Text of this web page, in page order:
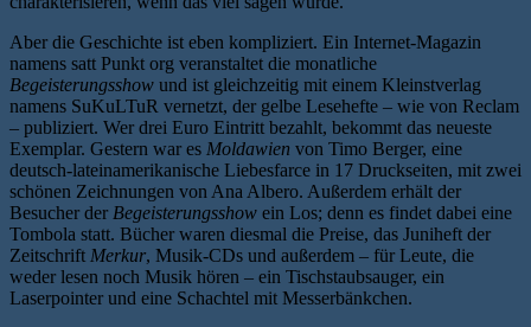
Aber die Geschichte ist eben kompliziert. Ein Internet-Magazin
namens satt Punkt org veranstaltet die monatliche
Begeisterungsshow und ist gleichzeitig mit einem Kleinstverlag
namens SuKuLTuR vernetzt, der gelbe Lesehefte – wie von Reclam
– publiziert. Wer drei Euro Eintritt bezahlt, bekommt das neueste
Exemplar. Gestern war es Moldawien von Timo Berger, eine
deutsch-lateinamerikanische Liebesfarce in 17 Druckseiten, mit zwei
schönen Zeichnungen von Ana Albero. Außerdem erhält der
Besucher der Begeisterungsshow ein Los; denn es findet dabei eine
Tombola statt. Bücher waren diesmal die Preise, das Juniheft der
Zeitschrift Merkur, Musik-CDs und außerdem – für Leute, die
weder lesen noch Musik hören – ein Tischstaubsauger, ein
Laserpointer und eine Schachtel mit Messerbänkchen.